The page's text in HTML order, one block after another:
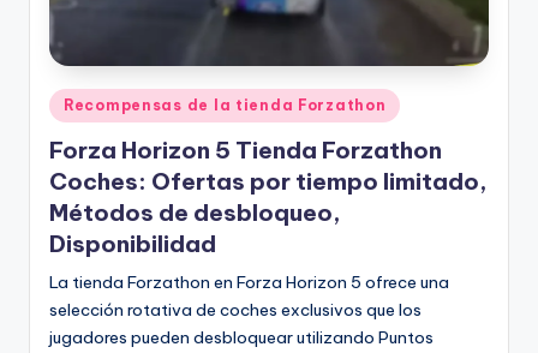
Posted
in
Recompensas de la tienda Forzathon
Forza Horizon 5 Tienda Forzathon
Coches: Ofertas por tiempo limitado,
Métodos de desbloqueo,
Disponibilidad
La tienda Forzathon en Forza Horizon 5 ofrece una
selección rotativa de coches exclusivos que los
jugadores pueden desbloquear utilizando Puntos